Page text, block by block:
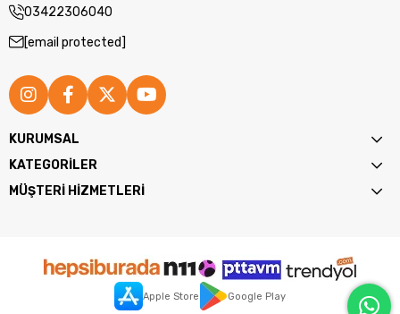
03422306040
[email protected]
KURUMSAL
KATEGORİLER
MÜŞTERİ HİZMETLERİ
Apple Store Google Play